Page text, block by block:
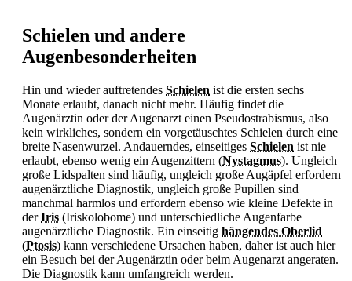
Schielen und andere
Augenbesonderheiten
Hin und wieder auftretendes Schielen ist die ersten sechs
Monate erlaubt, danach nicht mehr. Häufig findet die
Augenärztin oder der Augenarzt einen Pseudostrabismus, also
kein wirkliches, sondern ein vorgetäuschtes Schielen durch eine
breite Nasenwurzel. Andauerndes, einseitiges Schielen ist nie
erlaubt, ebenso wenig ein Augenzittern (Nystagmus). Ungleich
große Lidspalten sind häufig, ungleich große Augäpfel erfordern
augenärztliche Diagnostik, ungleich große Pupillen sind
manchmal harmlos und erfordern ebenso wie kleine Defekte in
derIris (Iriskolobome) und unterschiedliche Augenfarbe
augenärztliche Diagnostik. Ein einseitig hängendes Oberlid
(Ptosis) kann verschiedene Ursachen haben, daher ist auch hier
ein Besuch bei der Augenärztin oder beim Augenarzt angeraten.
Die Diagnostik kann umfangreich werden.